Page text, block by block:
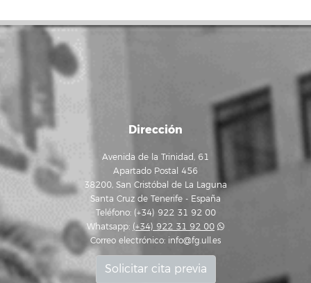
Dirección
Avenida de la Trinidad, 61
Apartado Postal 456
38200, San Cristóbal de La Laguna
Santa Cruz de Tenerife - España
Teléfono: (+34) 922 31 92 00
Whatsapp: (+34) 922 31 92 00
Correo electrónico: info@fg.ull.es
Solicitar cita previa